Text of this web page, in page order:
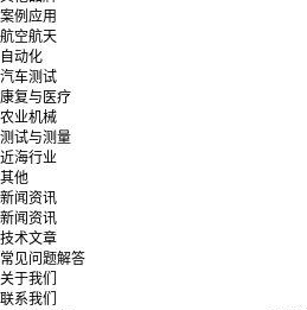
案例应用
航空航天
自动化
汽车测试
康复与医疗
农业机械
测试与测量
近海行业
其他
新闻资讯
新闻资讯
技术文章
常见问题解答
关于我们
联系我们